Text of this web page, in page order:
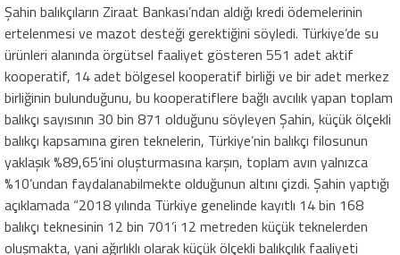
Şahin balıkçıların Ziraat Bankası’ndan aldığı kredi ödemelerinin
ertelenmesi ve mazot desteği gerektiğini söyledi. Türkiye’de su
ürünleri alanında örgütsel faaliyet gösteren 551 adet aktif
kooperatif, 14 adet bölgesel kooperatif birliği ve bir adet merkez
birliğinin bulunduğunu, bu kooperatiflere bağlı avcılık yapan toplam
balıkçı sayısının 30 bin 871 olduğunu söyleyen Şahin, küçük ölçekli
balıkçı kapsamına giren teknelerin, Türkiye’nin balıkçı filosunun
yaklaşık %89,65’ini oluşturmasına karşın, toplam avın yalnızca
%10’undan faydalanabilmekte olduğunun altını çizdi. Şahin yaptığı
açıklamada “2018 yılında Türkiye genelinde kayıtlı 14 bin 168
balıkçı teknesinin 12 bin 701’i 12 metreden küçük teknelerden
oluşmakta, yani ağırlıklı olarak küçük ölçekli balıkçılık faaliyeti